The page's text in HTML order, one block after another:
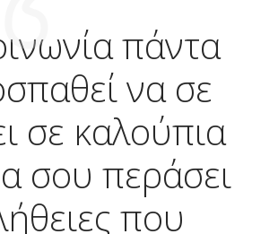
πάντα
να σε
σε καλούπια
σου περάσει
που